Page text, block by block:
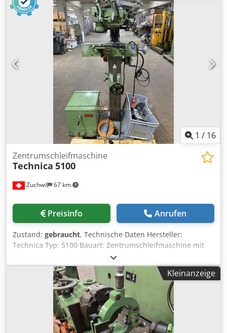
1 / 16
Zuchwil 67 km
Zentrumschleifmaschine
Technica 5100
Preisinfo Anrufen
Zustand: gebraucht, Technische Daten Hersteller:
Technica Typ: 5100 Bauart: Zentrumschleifmaschine mit
vertikaler Bauweise Werkstückaufnahme: zwischen Spitzen
mit Reitstock und Führung Schleifspindel: Hochdrehzahl-
Schleifspindel Ausstattung: diverse Schleifkörper und
Zentrierspitzen vorhanden Grösste Werkstücklänge: 1100
mm Kleinste Werkstücklänge: 50 mm Grösster
Werkstückdurchmesser: 125 mm Cedpfx Aoyw Rr Esb Esrf
Kleinster Werkstückdurchmesser: 8 mm Spitzenhöhe über
Führung: 145 mm Spitzenhöhe über Schlitten: 65 mm
Kleinanzeige